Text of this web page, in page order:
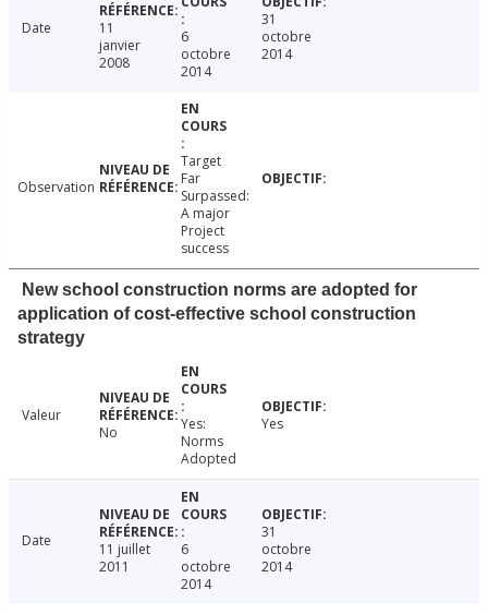
Date
11
janvier
2008
6
octobre
2014
31
octobre
2014
Observation
Target
Far
Surpassed:
A major
Project
success
New school construction norms are adopted for
application of cost-effective school construction
strategy
Valeur
No
Yes:
Norms
Adopted
Yes
Date
11 juillet
2011
6
octobre
2014
31
octobre
2014